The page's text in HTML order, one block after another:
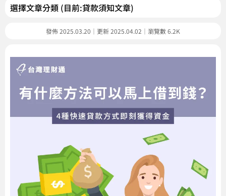
選擇文章分類 (目前:貸款須知文章)
發佈 2025.03.20｜更新 2025.04.02｜瀏覽數 6.2K